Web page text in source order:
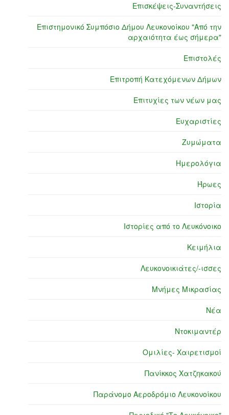
Επισκέψεις-Συναντήσεις
Επιστημονικό Συμπόσιο Δήμου Λευκονοίκου "Από την
αρχαιότητα έως σήμερα"
Επιστολές
Επιτροπή Κατεχόμενων Δήμων
Επιτυχίες των νέων μας
Ευχαριστίες
Ζυμώματα
Ημερολόγια
Ήρωες
Ιστορία
Ιστορίες από το Λευκόνοικο
Κειμήλια
Λευκονοικιάτες/-ισσες
Μνήμες Μικρασίας
Νέα
Ντοκιμαντέρ
Ομιλίες- Χαιρετισμοί
Πανίκκος Χατζηκακού
Παράνομο Αεροδρόμιο Λευκονοίκου